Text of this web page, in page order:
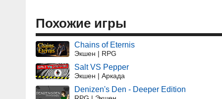
Похожие игры
Chains of Eternis
Экшен | RPG
Salt VS Pepper
Экшен | Аркада
Denizen's Den - Deeper Edition